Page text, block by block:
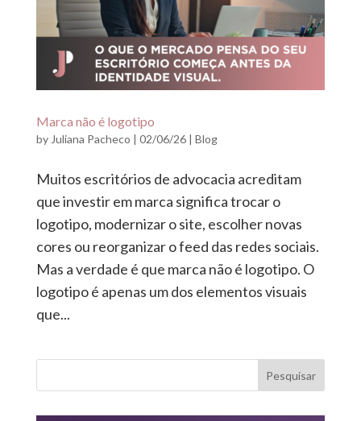
Marca não é logotipo
by Juliana Pacheco | 02/06/26| Blog
Muitos escritórios de advocacia acreditam
que investir em marca significa trocar o
logotipo, modernizar o site, escolher novas
cores ou reorganizar o feed das redes sociais.
Mas a verdade é que marca não é logotipo. O
logotipo é apenas um dos elementos visuais
que...
Pesquisar